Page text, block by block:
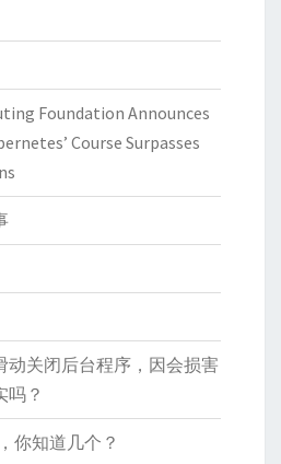
Foundation Announces
Course Surpasses
动关闭后台程序，因会损害
吗？
你知道几个？